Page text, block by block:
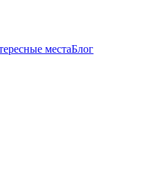
местаБлог